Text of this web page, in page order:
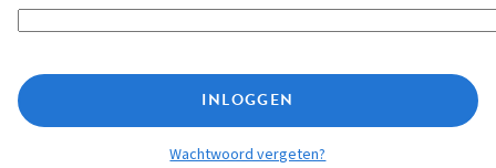
INLOGGEN
Wachtwoord vergeten?